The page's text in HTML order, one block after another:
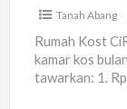
juta
Tanah Abang
Rumah Kost
kamar kos
tawarkan: 1.